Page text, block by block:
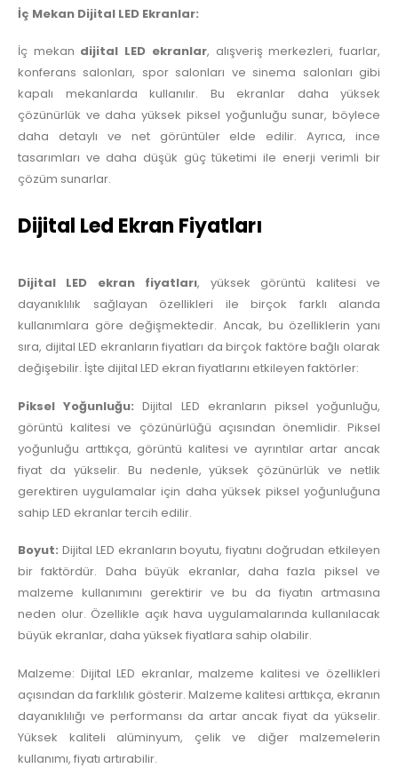
İç Mekan Dijital LED Ekranlar:
İç mekan dijital LED ekranlar, alışveriş merkezleri, fuarlar,
konferans salonları, spor salonları ve sinema salonları gibi
kapalı mekanlarda kullanılır. Bu ekranlar daha yüksek
çözünürlük ve daha yüksek piksel yoğunluğu sunar, böylece
daha detaylı ve net görüntüler elde edilir. Ayrıca, ince
tasarımları ve daha düşük güç tüketimi ile enerji verimli bir
çözüm sunarlar.
Dijital Led Ekran Fiyatları
Dijital LED ekran fiyatları, yüksek görüntü kalitesi ve
dayanıklılık sağlayan özellikleri ile birçok farklı alanda
kullanımlara göre değişmektedir. Ancak, bu özelliklerin yanı
sıra, dijital LED ekranların fiyatları da birçok faktöre bağlı olarak
değişebilir. İşte dijital LED ekran fiyatlarını etkileyen faktörler:
Piksel Yoğunluğu: Dijital LED ekranların piksel yoğunluğu,
görüntü kalitesi ve çözünürlüğü açısından önemlidir. Piksel
yoğunluğu arttıkça, görüntü kalitesi ve ayrıntılar artar ancak
fiyat da yükselir. Bu nedenle, yüksek çözünürlük ve netlik
gerektiren uygulamalar için daha yüksek piksel yoğunluğuna
sahip LED ekranlar tercih edilir.
Boyut: Dijital LED ekranların boyutu, fiyatını doğrudan etkileyen
bir faktördür. Daha büyük ekranlar, daha fazla piksel ve
malzeme kullanımını gerektirir ve bu da fiyatın artmasına
neden olur. Özellikle açık hava uygulamalarında kullanılacak
büyük ekranlar, daha yüksek fiyatlara sahip olabilir.
Malzeme: Dijital LED ekranlar, malzeme kalitesi ve özellikleri
açısından da farklılık gösterir. Malzeme kalitesi arttıkça, ekranın
dayanıklılığı ve performansı da artar ancak fiyat da yükselir.
Yüksek kaliteli alüminyum, çelik ve diğer malzemelerin
kullanımı, fiyatı artırabilir.